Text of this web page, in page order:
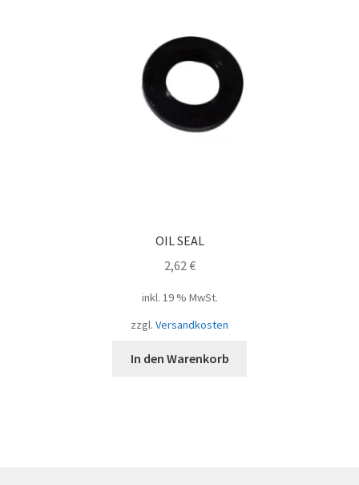
OIL SEAL
2,62 €
inkl. 19 % MwSt.
zzgl. Versandkosten
In den Warenkorb